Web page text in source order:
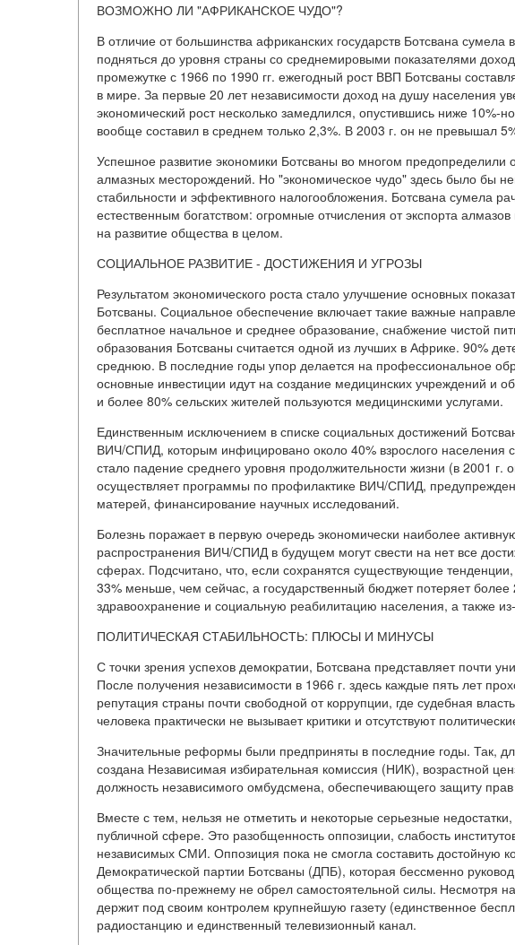
ВОЗМОЖНО ЛИ "АФРИКАНСКОЕ ЧУДО"?
В отличие от большинства африканских государств Ботсвана
подняться до уровня страны со среднемировыми показателями
промежутке с 1966 по 1990 гг. ежегодный рост ВВП Ботсваны
в мире. За первые 20 лет независимости доход на душу населения
экономический рост несколько замедлился, опустившись ниже 10%-
вообще составил в среднем только 2,3%. В 2003 г. он не превышал
Успешное развитие экономики Ботсваны во многом предопределили
алмазных месторождений. Но "экономическое чудо" здесь было бы
стабильности и эффективного налогообложения. Ботсвана сумела
естественным богатством: огромные отчисления от экспорта
на развитие общества в целом.
СОЦИАЛЬНОЕ РАЗВИТИЕ - ДОСТИЖЕНИЯ И УГРОЗЫ
Результатом экономического роста стало улучшение основных
Ботсваны. Социальное обеспечение включает такие важные
бесплатное начальное и среднее образование, снабжение чистой
образования Ботсваны считается одной из лучших в Африке. 90%
среднюю. В последние годы упор делается на профессиональное
основные инвестиции идут на создание медицинских учреждений и
и более 80% сельских жителей пользуются медицинскими услугами.
Единственным исключением в списке социальных достижений
ВИЧ/СПИД, которым инфицировано около 40% взрослого населения
стало падение среднего уровня продолжительности жизни (в 2001 г.
осуществляет программы по профилактике ВИЧ/СПИД,
матерей, финансирование научных исследований.
Болезнь поражает в первую очередь экономически наиболее
распространения ВИЧ/СПИД в будущем могут свести на нет все
сферах. Подсчитано, что, если сохранятся существующие тенденции,
33% меньше, чем сейчас, а государственный бюджет потеряет более
здравоохранение и социальную реабилитацию населения, а также
ПОЛИТИЧЕСКАЯ СТАБИЛЬНОСТЬ: ПЛЮСЫ И МИНУСЫ
С точки зрения успехов демократии, Ботсвана представляет почти
После получения независимости в 1966 г. здесь каждые пять лет
репутация страны почти свободной от коррупции, где судебная
человека практически не вызывает критики и отсутствуют
Значительные реформы были предприняты в последние годы. Так,
создана Независимая избирательная комиссия (НИК), возрастной
должность независимого омбудсмена, обеспечивающего защиту
Вместе с тем, нельзя не отметить и некоторые серьезные
публичной сфере. Это разобщенность оппозиции, слабость
независимых СМИ. Оппозиция пока не смогла составить достойную
Демократической партии Ботсваны (ДПБ), которая бессменно
общества по-прежнему не обрел самостоятельной силы. Несмотря
держит под своим контролем крупнейшую газету (единственное
радиостанцию и единственный телевизионный канал.